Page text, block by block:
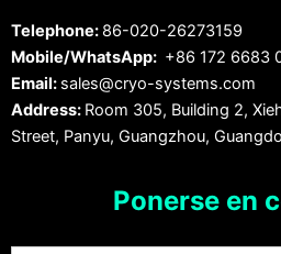
Telephone: 86-020-26273159
Mobile/WhatsApp: +86 172 6683
Email: sales@cryo-systems.com
Address: Room 305, Building 2,
Street, Panyu, Guangzhou,
Ponerse en